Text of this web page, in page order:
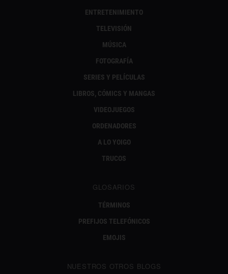
ENTRETENIMIENTO
TELEVISIÓN
MÚSICA
FOTOGRAFÍA
SERIES Y PELÍCULAS
LIBROS, CÓMICS Y MANGAS
VIDEOJUEGOS
ORDENADORES
A LO YOIGO
TRUCOS
GLOSARIOS
TÉRMINOS
PREFIJOS TELEFÓNICOS
EMOJIS
NUESTROS OTROS BLOGS